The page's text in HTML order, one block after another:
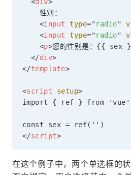
    性别：
<input type="radio"
<input type="radio"
<p>您的性别是：{{ sex
</div>
</template>
<script setup>
import { ref } from
</script>
在这个例子中，两个单选框的